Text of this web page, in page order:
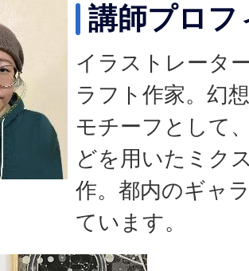
講師プロフ
イラストレータ
ラフト作家。幻
モチーフとして
どを用いたミク
作。都内のギャ
ています。